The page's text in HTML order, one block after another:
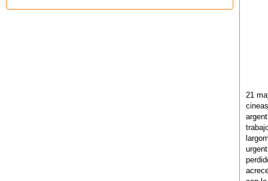
21